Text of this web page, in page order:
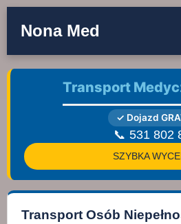
Nona Med
Transport
✓ Dojazd
📞 531 802
SZYBKA
Transport Osób